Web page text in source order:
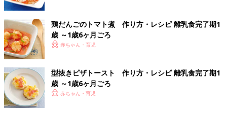
鶏だんごのトマト煮 作り方・レシピ 離乳食完了期1
歳 ～1歳6ヶ月ごろ
赤ちゃん・育児
型抜きピザトースト 作り方・レシピ 離乳食完了期1
歳 ～1歳6ヶ月ごろ
赤ちゃん・育児